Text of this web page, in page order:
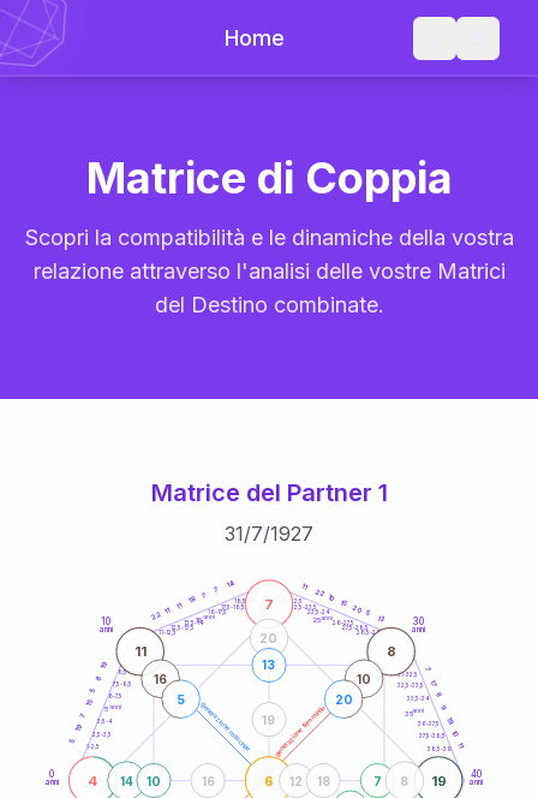
Home
Matrice di Coppia
Scopri la compatibilità e le dinamiche della vostra
relazione attraverso l'analisi delle vostre Matrici
del Destino combinate.
Matrice del Partner 1
31/7/1927
generazione maschile generazione femminile
0
anni
10
anni
30
anni
40
anni
1-2,5
2,5-3,5
3,5-4
6-7,5
7,5-8,5
8,5-9
11-12,5
12,5-13,5
13,5-14
16-17,5
17,5-18,5
18,5-19
21-22,5
22,5-23,5
23,5-24
26-27,5
27,5-28,5
28,5-29
31-32,5
32,5-33,5
33,5-34
36-37,5
37,5-38,5
38,5-39
5
19
7
15
5
8
19
22 11
11
18 7
7
14 11
22 10
15
20 5
13
7
17
8
9
19
10
11
4
7
19
6
11 8
7
14
20
8
10
13
12 18
16
19
16
5
10
20
5anni
15 anni 25anni
35anni